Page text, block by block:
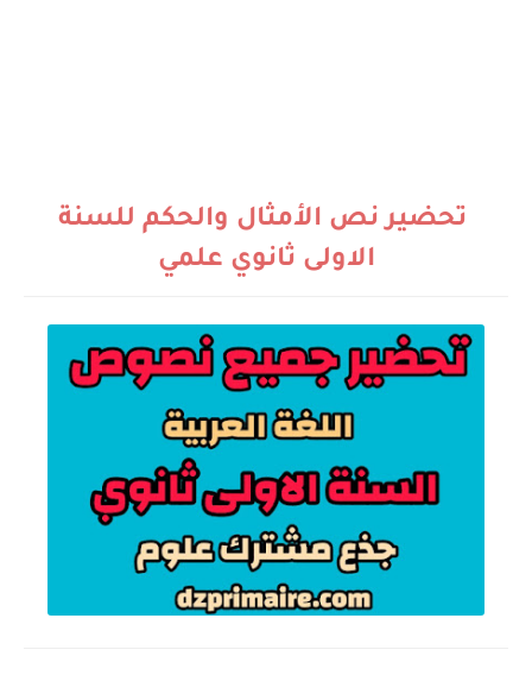
تحضير نص الأمثال والحكم للسنة
الاولى ثانوي علمي